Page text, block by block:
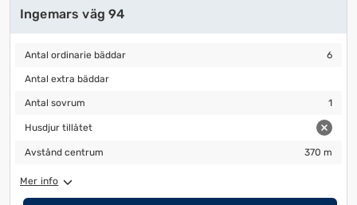
Ingemars väg 94
Antal ordinarie bäddar
Antal ordinarie bäddar 6
Antal extra bäddar
Antal extra bäddar
Antal sovrum
Antal sovrum 1
Husdjur tillåtet
Husdjur tillåtet
Avstånd centrum
Avstånd centrum 370 m
Mer info